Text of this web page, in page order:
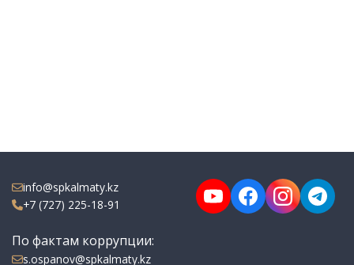
info@spkalmaty.kz
+7 (727) 225-18-91
По фактам коррупции:
s.ospanov@spkalmaty.kz